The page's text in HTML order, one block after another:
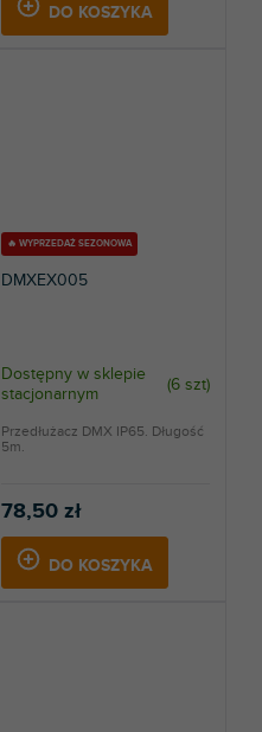
DO KOSZYKA
🔥 WYPRZEDAŻ SEZONOWA
DMXEX005
Dostępny w sklepie
stacjonarnym
(6 szt)
78,50 zł
DO KOSZYKA
Przedłużacz DMX IP65. Długość
5m.